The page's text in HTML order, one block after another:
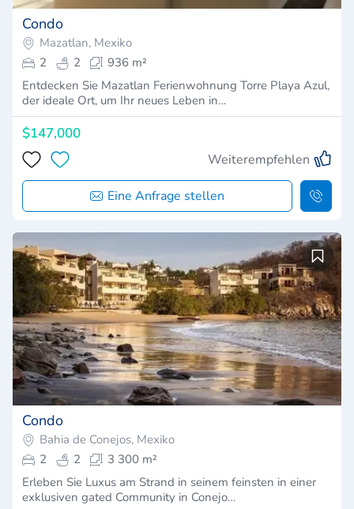
Condo
Mazatlan, Mexiko
2
2
936 m²
Entdecken Sie Mazatlan Ferienwohnung Torre Playa Azul,
der ideale Ort, um Ihr neues Leben in…
$147,000
Weiterempfehlen
Eine Anfrage stellen
Condo
Bahia de Conejos, Mexiko
2
2
3 300 m²
Erleben Sie Luxus am Strand in seinem feinsten in einer
exklusiven gated Community in Conejo…